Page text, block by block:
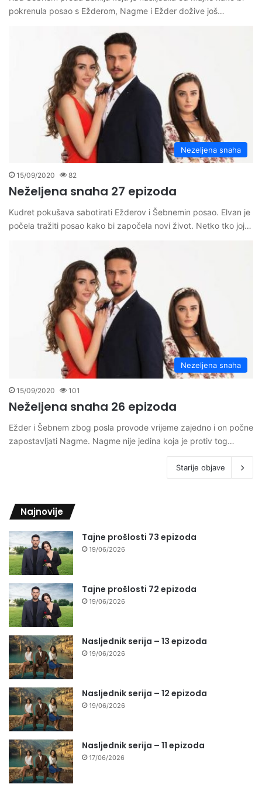
pokrenula posao s Ežderom, Nagme i Ežder dožive još…
Nezeljena snaha
15/09/2020 82
Neželjena snaha 27 epizoda
Kudret pokušava sabotirati Ežderov i Šebnemin posao. Elvan je
počela tražiti posao kako bi započela novi život. Netko tko joj…
Nezeljena snaha
15/09/2020 101
Neželjena snaha 26 epizoda
Ežder i Šebnem zbog posla provode vrijeme zajedno i on počne
zapostavljati Nagme. Nagme nije jedina koja je protiv tog…
Starije objave
Najnovije
Tajne prošlosti 73 epizoda
19/06/2026
Tajne prošlosti 72 epizoda
19/06/2026
Nasljednik serija – 13 epizoda
19/06/2026
Nasljednik serija – 12 epizoda
19/06/2026
Nasljednik serija – 11 epizoda
17/06/2026